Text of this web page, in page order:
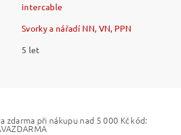
intercable
Svorky a nářadí NN, VN, PPN
5 let
zdarma při nákupu nad 5 000 Kč kód: